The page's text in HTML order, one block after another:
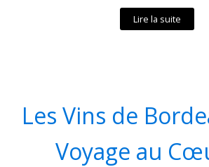
Lire la suite
Les Vins de
Voyage au